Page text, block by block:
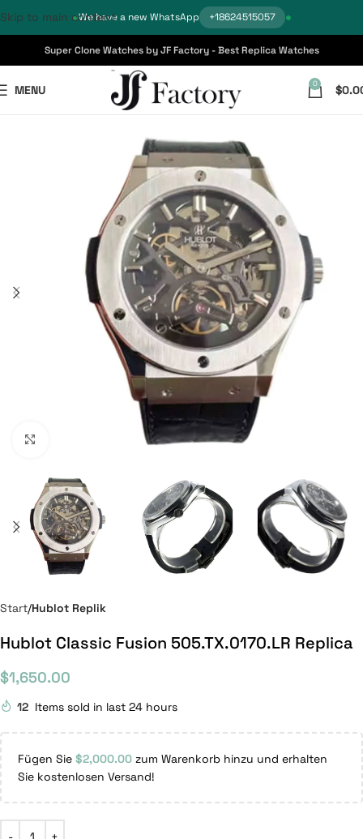
We have a new WhatsApp +18624515057
Skip to main content
Super Clone Watches by JF Factory - Best Replica Watches
MENU 0 $
Start Hublot Replik
Hublot Classic Fusion 505.TX.0170.LR Replica
$1,650.00
12 Items sold in last 24 hours
Fügen Sie $2,000.00 zum Warenkorb hinzu und erhalten
Sie kostenlosen Versand!